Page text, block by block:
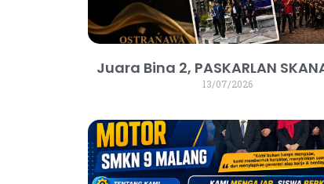
Juara Bina 2, PASKARLAN
13/07/2026